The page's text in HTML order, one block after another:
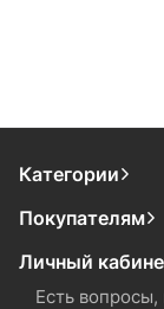
Категории
Покупателям
Личный
Есть